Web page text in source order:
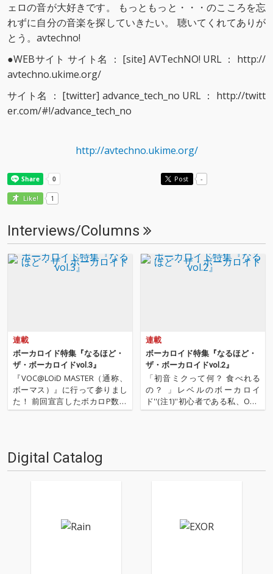
ェロの音が大好きです。 もっともっと・・・のこころを忘
れずに自分の音楽を探していきたい。 聴いてくれてありが
とう。avtechno!
●WEBサイト サイト名 ： [site] AVTechNO! URL ： http://
avtechno.ukime.org/
サイト名 ： [twitter] advance_tech_no URL ： http://twitt
er.com/#!/advance_tech_no
http://avtechno.ukime.org/
Post -
Like! 1
Interviews/Columns
連載
ボーカロイド特集『なるほど・
ザ・ボーカロイドvol.3』
『VOC@LOiD MASTER（通称、
ボーマス）』に行って参りまし
た！ 前回宣言したボカロP数珠
つなぎ企画を早速無視してのイ
をしぼった即売会、つまりコミ
ケです。コスプ…
連載
ボーカロイド特集『なるほど・
ザ・ボーカロイドvol.2』
「初音ミクって何？ 食べれる
の？ 」レベルのボーカロイ
ド''(注1)''初心者である私、OTO
TOYライターの水嶋美和が体当
博士に初音ミク／ボーカロ…
Digital Catalog